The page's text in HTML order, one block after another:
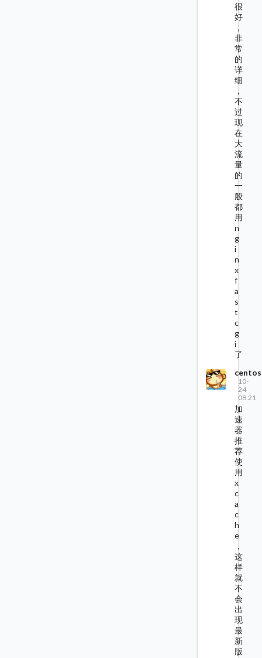
很
好
，
非
常
的
详
细
，
不
过
现
在
大
流
量
的
一
般
都
用
n
g
i
n
x
f
a
s
t
c
g
i
了
centos
10-
24
08:21
加
速
器
推
荐
使
用
x
c
a
c
h
e
，
这
样
就
不
会
出
现
最
新
版